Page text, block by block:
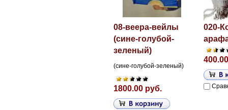
08-веера-вейлы
(сине-голубой-
зеленый)
(сине-голубой-зеленый)
1800.00 руб.
020-